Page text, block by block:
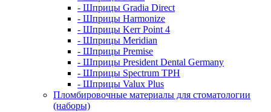
- Шприцы Gradia Direct
- Шприцы Harmonize
- Шприцы Kerr Point 4
- Шприцы Meridian
- Шприцы Premise
- Шприцы President Dental Germany
- Шприцы Spectrum TPH
- Шприцы Valux Plus
Пломбировочные материалы для стоматологии
(наборы)